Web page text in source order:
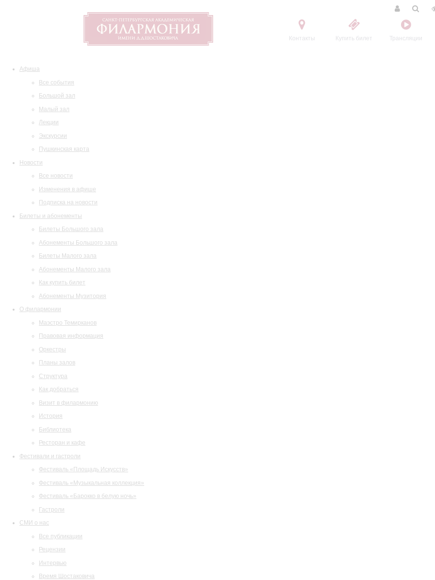
Контакты Купить билет Трансляции
Афиша
Все события
Большой зал
Малый зал
Лекции
Экскурсии
Пушкинская карта
Новости
Все новости
Изменения в афише
Подписка на новости
Билеты и абонементы
Билеты Большого зала
Абонементы Большого зала
Билеты Малого зала
Абонементы Малого зала
Как купить билет
Абонементы Музитория
О филармонии
Маэстро Темирканов
Правовая информация
Оркестры
Планы залов
Структура
Как добраться
Визит в филармонию
История
Библиотека
Ресторан и кафе
Фестивали и гастроли
Фестиваль «Площадь Искусств»
Фестиваль «Музыкальная коллекция»
Фестиваль «Барокко в белую ночь»
Гастроли
СМИ о нас
Все публикации
Рецензии
Интервью
Время Шостаковича